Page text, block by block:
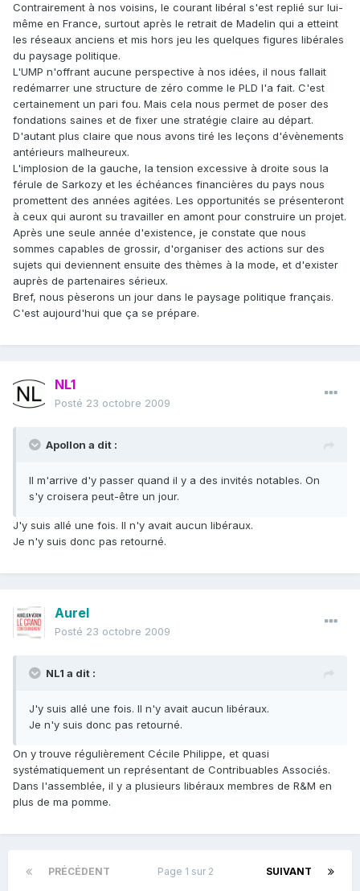
Contrairement à nos voisins, le courant libéral s'est replié sur lui-
même en France, surtout après le retrait de Madelin qui a etteint
les réseaux anciens et mis hors jeu les quelques figures libérales
du paysage politique.
L'UMP n'offrant aucune perspective à nos idées, il nous fallait
redémarrer une structure de zéro comme le PLD l'a fait. C'est
certainement un pari fou. Mais cela nous permet de poser des
fondations saines et de fixer une stratégie claire au départ.
D'autant plus claire que nous avons tiré les leçons d'évènements
antérieurs malheureux.
L'implosion de la gauche, la tension excessive à droite sous la
férule de Sarkozy et les échéances financières du pays nous
promettent des années agitées. Les opportunités se présenteront
à ceux qui auront su travailler en amont pour construire un projet.
Après une seule année d'existence, je constate que nous
sommes capables de grossir, d'organiser des actions sur des
sujets qui deviennent ensuite des thèmes à la mode, et d'exister
auprès de partenaires sérieux.
Bref, nous pèserons un jour dans le paysage politique français.
C'est aujourd'hui que ça se prépare.
NL1
Posté 23 octobre 2009
Apollon a dit :
Il m'arrive d'y passer quand il y a des invités notables. On
s'y croisera peut-être un jour.
J'y suis allé une fois. Il n'y avait aucun libéraux.
Je n'y suis donc pas retourné.
Aurel
Posté 23 octobre 2009
NL1 a dit :
J'y suis allé une fois. Il n'y avait aucun libéraux.
Je n'y suis donc pas retourné.
On y trouve régulièrement Cécile Philippe, et quasi
systématiquement un représentant de Contribuables Associés.
Dans l'assemblée, il y a plusieurs libéraux membres de R&M en
plus de ma pomme.
PRÉCÉDENT SUIVANT
Page 1 sur 2